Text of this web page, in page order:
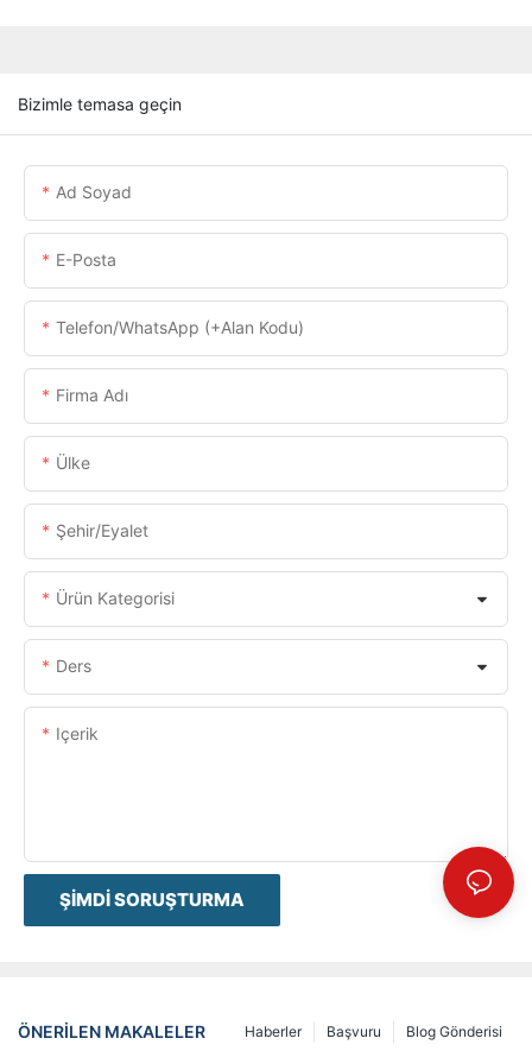
Bizimle temasa geçin
Ad Soyad
E-Posta
Telefon/WhatsApp (+alan Kodu)
Firma Adı
Ülke
Şehir/eyalet
Ürün Kategorisi
Ders
Içerik
ŞIMDI SORUŞTURMA
ÖNERILEN MAKALELER Blog Gönderisi
Başvuru
Haberler